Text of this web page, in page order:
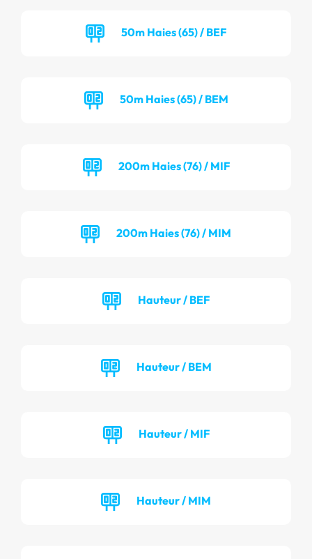
50m Haies (65) / BEF
50m Haies (65) / BEM
200m Haies (76) / MIF
200m Haies (76) / MIM
Hauteur / BEF
Hauteur / BEM
Hauteur / MIF
Hauteur / MIM